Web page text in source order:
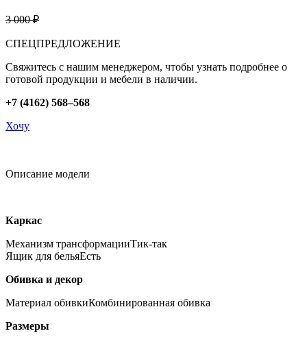
3 000 ₽
СПЕЦПРЕДЛОЖЕНИЕ
Свяжитесь с нашим менеджером, чтобы узнать подробнее о
готовой продукции и мебели в наличии.
+7 (4162) 568–568
Хочу
Описание модели
Каркас
Механизм трансформацииТик-так
Ящик для бельяЕсть
Обивка и декор
Материал обивкиКомбинированная обивка
Размеры